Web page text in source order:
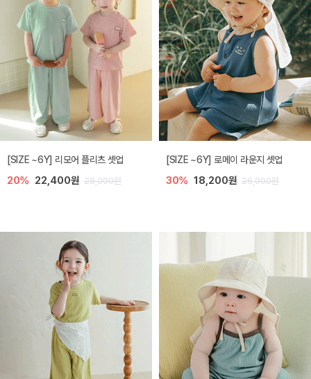
[SIZE ~6Y] 리모어 플리츠 셋업
20% 22,400원 28,000원
[SIZE ~6Y] 로메이 라운지 셋업
30% 18,200원 26,000원